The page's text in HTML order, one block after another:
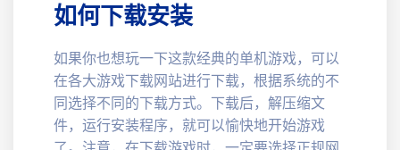
如何下载安装
如果你也想玩一下这款经典的单机游戏，可以
在各大游戏下载网站进行下载，根据系统的不
同选择不同的下载方式。下载后，解压缩文
件，运行安装程序，就可以愉快地开始游戏